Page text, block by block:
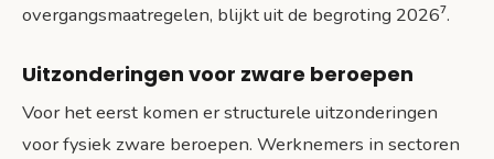
overgangsmaatregelen, blijkt uit de begroting 2026⁷.
Uitzonderingen voor zware beroepen
Voor het eerst komen er structurele uitzonderingen
voor fysiek zware beroepen. Werknemers in sectoren